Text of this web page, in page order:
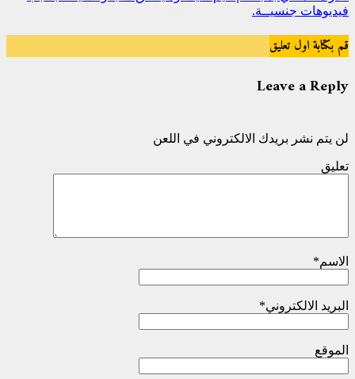
فيديوهات جنسيــة.
قم بكتابة اول تعليق
Leave a Reply
لن يتم نشر بريدك الالكتروني في اللعن
تعليق
الاسم*
البريد الالكتروني*
الموقع